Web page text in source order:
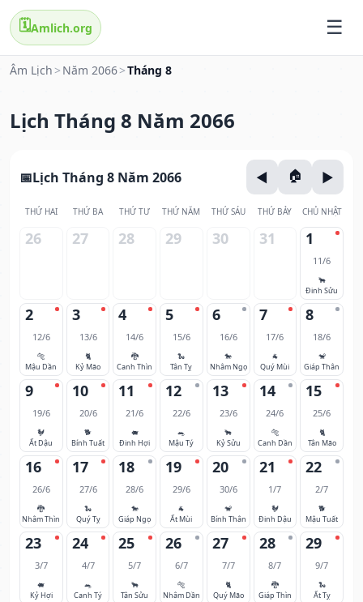
🗓️Amlich.org
Âm Lịch > Năm 2066>Tháng 8
Lịch Tháng 8 Năm 2066
Lịch Tháng 8 Năm 2066
THỨ HAI THỨ BA THỨ TƯ THỨ NĂM THỨ SÁU THỨ BẢY CHỦ NHẬT
26 27 28 29 30 31 1
11/6
🐂
Đinh Sửu
2
12/6
🐅
Mậu Dần
3
13/6
🐈
Kỷ Mão
4
14/6
🐉
Canh Thìn
5
15/6
🐍
Tân Tỵ
6
16/6
🐎
Nhâm Ngọ
7
17/6
🐐
Quý Mùi
8
18/6
🐒
Giáp Thân
9
19/6
🐓
Ất Dậu
10
20/6
🐕
Bính Tuất
11
21/6
🐖
Đinh Hợi
12
22/6
🐀
Mậu Tý
13
23/6
🐂
Kỷ Sửu
14
24/6
🐅
Canh Dần
15
25/6
🐈
Tân Mão
16
26/6
🐉
Nhâm Thìn
17
27/6
🐍
Quý Tỵ
18
28/6
🐎
Giáp Ngọ
19
29/6
🐐
Ất Mùi
20
30/6
🐒
Bính Thân
21
1/7
🐓
Đinh Dậu
22
2/7
🐕
Mậu Tuất
23
3/7
🐖
Kỷ Hợi
24
4/7
🐀
Canh Tý
25
5/7
🐂
Tân Sửu
26
6/7
🐅
Nhâm Dần
27
7/7
🐈
Quý Mão
28
8/7
🐉
Giáp Thìn
29
9/7
🐍
Ất Tỵ